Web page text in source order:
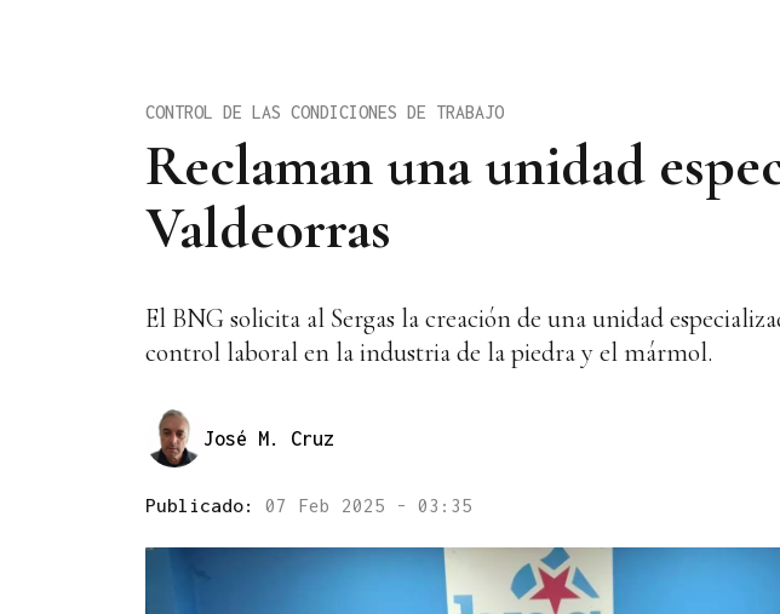
Reclaman una unidad
Valdeorras
CONTROL DE LAS CONDICIONES DE TRABAJO
El BNG solicita al Sergas la creación de una unidad
control laboral en la industria de la piedra y el mármol.
José M. Cruz
Publicado: 07 Feb 2025 - 03:35